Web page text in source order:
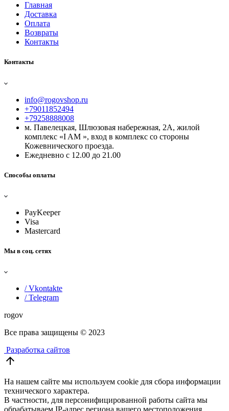
Главная
Доставка
Оплата
Возвраты
Контакты
Контакты
info@rogovshop.ru
+79011852494
+79258888008
м. Павелецкая, Шлюзовая набережная, 2А, жилой
комплекс «I AM », вход в комплекс со стороны
Кожевнического проезда.
Ежедневно с 12.00 до 21.00
Способы оплаты
PayKeeper
Visa
Mastercard
Мы в соц. сетях
/ Vkontakte
/ Telegram
rogov
Все права защищены © 2023
Разработка сайтов
arrow_upward
На нашем сайте мы используем cookie для сбора информации
технического характера.
В частности, для персонифицированной работы сайта мы